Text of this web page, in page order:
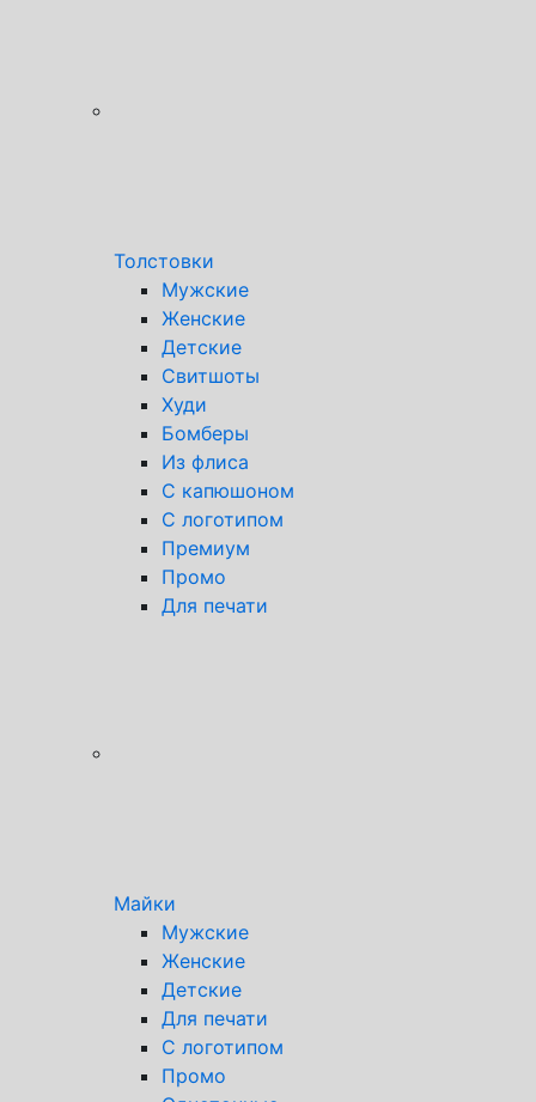
Толстовки
Мужские
Женские
Детские
Свитшоты
Худи
Бомберы
Из флиса
С капюшоном
С логотипом
Премиум
Промо
Для печати
Майки
Мужские
Женские
Детские
Для печати
С логотипом
Промо